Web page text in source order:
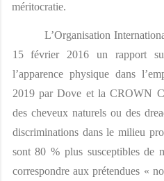
méritocratie.
L’Organisation
15 février 2016 un rapport
l’apparence physique dans
2019 par Dove et la CROWN
des cheveux naturels ou des
discriminations dans le milieu
sont 80 % plus susceptibles de
correspondre aux prétendues «